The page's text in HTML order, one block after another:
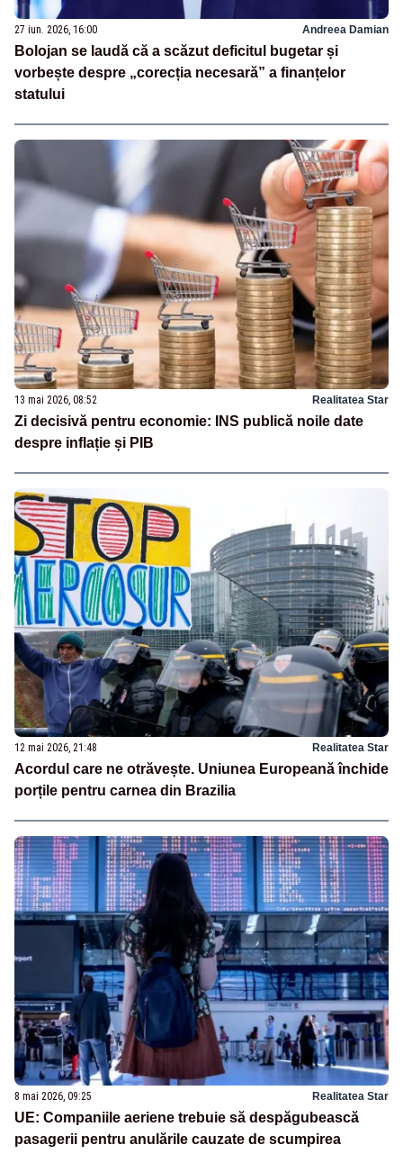
27 iun. 2026, 16:00 Andreea Damian
Bolojan se laudă că a scăzut deficitul bugetar și
vorbește despre „corecția necesară” a finanțelor
statului
13 mai 2026, 08:52 Realitatea Star
Zi decisivă pentru economie: INS publică noile date
despre inflație și PIB
12 mai 2026, 21:48 Realitatea Star
Acordul care ne otrăvește. Uniunea Europeană închide
porțile pentru carnea din Brazilia
8 mai 2026, 09:25 Realitatea Star
UE: Companiile aeriene trebuie să despăgubească
pasagerii pentru anulările cauzate de scumpirea